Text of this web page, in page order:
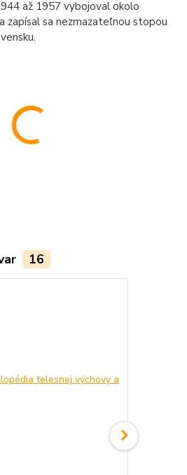
až 1957 vybojoval okolo
zapísal sa nezmazateľnou stopou
16